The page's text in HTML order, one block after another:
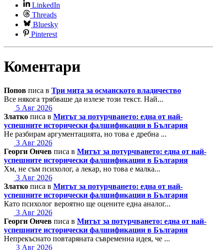
LinkedIn
Threads
Bluesky
Pinterest
Коментари
Попов писа в Три мита за османското владичество
Все някога трябваше да излезе този текст. Най...
5 Авг 2026
Златко писа в Митът за потурчването: една от най-
успешните исторически фалшификации в България
Не разбирам аргументацията, но това е дребна ...
3 Авг 2026
Георги Ончев писа в Митът за потурчването: една от най-
успешните исторически фалшификации в България
Хм, не съм психолог, а лекар, но това е малка...
3 Авг 2026
Златко писа в Митът за потурчването: една от най-
успешните исторически фалшификации в България
Като психолог вероятно ще оцените една аналог...
3 Авг 2026
Георги Ончев писа в Митът за потурчването: една от най-
успешните исторически фалшификации в България
Непрекъснато повтаряната съвременна идея, че ...
3 Авг 2026